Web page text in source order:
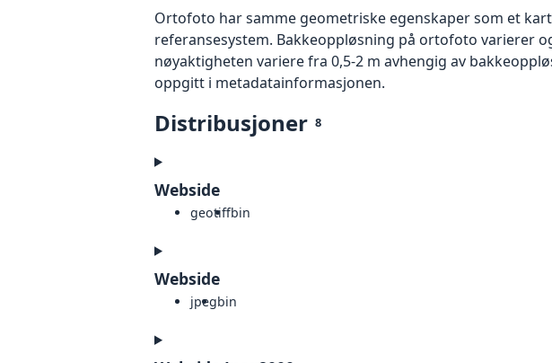
Ortofoto har samme geometriske egenskaper som et
referansesystem. Bakkeoppløsning på ortofoto varierer
nøyaktigheten variere fra 0,5-2 m avhengig av
oppgitt i metadatainformasjonen.
Distribusjoner 8
Webside
geotiffbin
Webside
jpegbin